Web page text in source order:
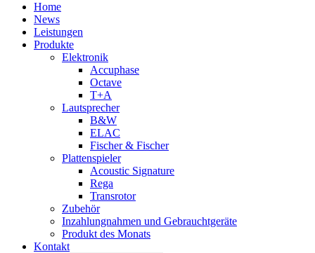
Home
News
Leistungen
Produkte
Elektronik
Accuphase
Octave
T+A
Lautsprecher
B&W
ELAC
Fischer & Fischer
Plattenspieler
Acoustic Signature
Rega
Transrotor
Zubehör
Inzahlungnahmen und Gebrauchtgeräte
Produkt des Monats
Kontakt